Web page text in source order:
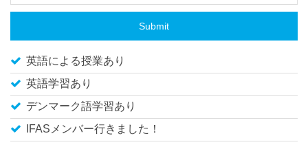
Submit
英語による授業あり
英語学習あり
デンマーク語学習あり
IFASメンバー行きました！